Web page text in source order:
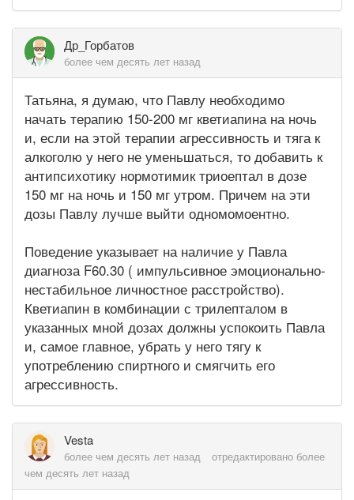
Др_Горбатов
более чем десять лет назад
Татьяна, я думаю, что Павлу необходимо
начать терапию 150-200 мг кветиапина на ночь
и, если на этой терапии агрессивность и тяга к
алкоголю у него не уменьшаться, то добавить к
антипсихотику нормотимик триоептал в дозе
150 мг на ночь и 150 мг утром. Причем на эти
дозы Павлу лучше выйти одномомоентно.
Поведение указывает на наличие у Павла
диагноза F60.30 ( импульсивное эмоционально-
нестабильное личностное расстройство).
Кветиапин в комбинации с трилепталом в
указанных мной дозах должны успокоить Павла
и, самое главное, убрать у него тягу к
употреблению спиртного и смягчить его
агрессивность.
Vesta
более чем десять лет назад
отредактировано более
чем десять лет назад